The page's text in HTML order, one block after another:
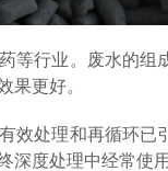
等行业。废水的
果更好。
效处理和再循环
度处理中经常使